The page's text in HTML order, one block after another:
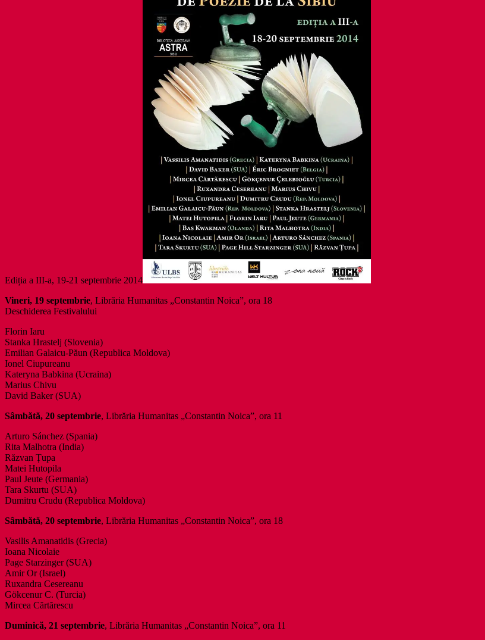
Ediția a III-a, 19-21 septembrie 2014
Vineri, 19 septembrie, Librăria Humanitas „Constantin Noica”, ora 18
Deschiderea Festivalului
Florin Iaru
Stanka Hrastelj (Slovenia)
Emilian Galaicu-Păun (Republica Moldova)
Ionel Ciupureanu
Kateryna Babkina (Ucraina)
Marius Chivu
David Baker (SUA)
Sâmbătă, 20 septembrie, Librăria Humanitas „Constantin Noica”, ora 11
Arturo Sánchez (Spania)
Rita Malhotra (India)
Răzvan Țupa
Matei Hutopila
Paul Jeute (Germania)
Tara Skurtu (SUA)
Dumitru Crudu (Republica Moldova)
Sâmbătă, 20 septembrie, Librăria Humanitas „Constantin Noica”, ora 18
Vasilis Amanatidis (Grecia)
Ioana Nicolaie
Page Starzinger (SUA)
Amir Or (Israel)
Ruxandra Cesereanu
Gökcenur C. (Turcia)
Mircea Cărtărescu
Duminică, 21 septembrie, Librăria Humanitas „Constantin Noica”, ora 11